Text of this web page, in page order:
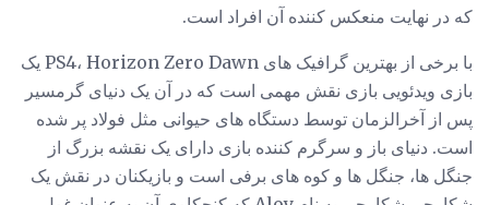
که در نهایت منعکس کننده آن افراد است.
با برخی از بهترین گرافیک های PS4، Horizon Zero Dawn یک
بازی ویدئویی بازی نقش مهمی است که در آن یک دنیای گرمسیر
پس از آخرالزمان توسط دستگاه های حیوانی مثل فولاد پر شده
است. دنیای باز و سرگرم کننده بازی دارای یک نقشه بزرگ از
جنگل ها، جنگل ها و کوه های برفی است و بازیکنان در نقش یک